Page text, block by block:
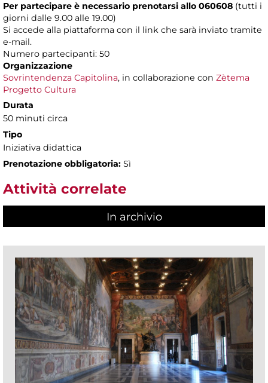
Per partecipare è necessario prenotarsi allo 060608 (tutti i
giorni dalle 9.00 alle 19.00)
Si accede alla piattaforma con il link che sarà inviato tramite
e-mail.
Numero partecipanti: 50
Organizzazione
Sovrintendenza Capitolina, in collaborazione con Zètema
Progetto Cultura
Durata
50 minuti circa
Tipo
Iniziativa didattica
Prenotazione obbligatoria: Sì
Attività correlate
In archivio